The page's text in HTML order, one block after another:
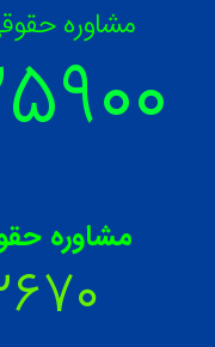
مشاوره حقوقی تلفنی
۰۰
مشاوره